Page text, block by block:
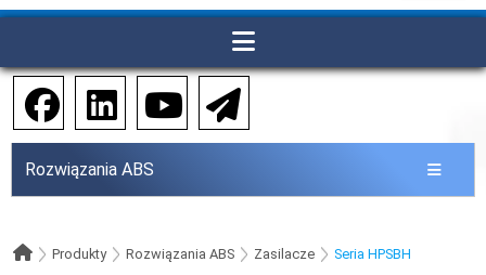
Rozwiązania ABS
Produkty Rozwiązania ABS Zasilacze Seria HPSBH